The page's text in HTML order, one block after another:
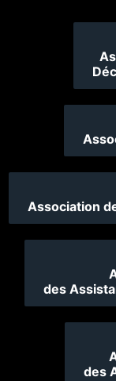
Association
des
des